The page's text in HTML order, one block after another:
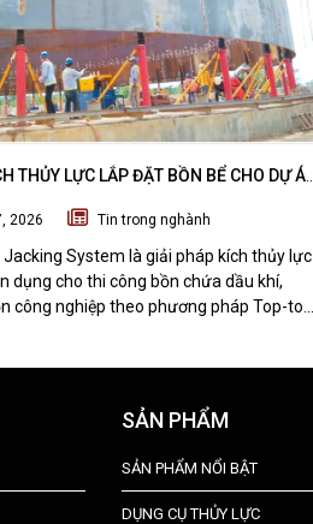
THỦY LỰC LẮP ĐẶT BỒN BỂ CHO DỰ ÁN
2026 Tin trong nghành
Jacking System là giải pháp kích thủy lực
dụng cho thi công bồn chứa dầu khí,
công nghiệp theo phương pháp Top-to-
SẢN PHẨM
SẢN PHẨM NỔI BẬT
DỤNG CỤ THỦY LỰC